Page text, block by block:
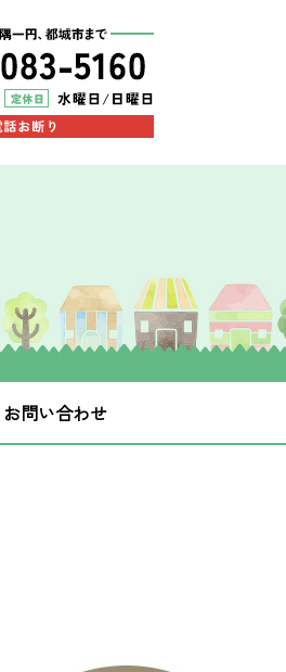
お問い合わせ